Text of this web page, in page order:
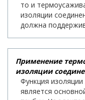
то и
изоляции
должна
Применение
изоляции
Функция изоляции
является